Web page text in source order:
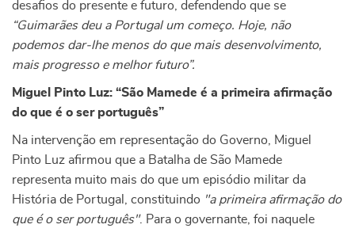
desafios do presente e futuro, defendendo que se
“Guimarães deu a Portugal um começo. Hoje, não
podemos dar-lhe menos do que mais desenvolvimento,
mais progresso e melhor futuro”.
Miguel Pinto Luz: “São Mamede é a primeira afirmação
do que é o ser português”
Na intervenção em representação do Governo, Miguel
Pinto Luz afirmou que a Batalha de São Mamede
representa muito mais do que um episódio militar da
História de Portugal, constituindo "a primeira afirmação do
que é o ser português". Para o governante, foi naquele